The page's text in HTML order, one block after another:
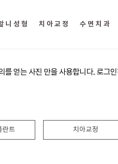
니성형 치아교정 수면치과
를 얻는 사진 만을 사용합니다.. 로그
란트 치아교정